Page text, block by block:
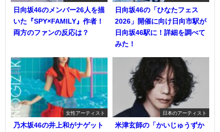
日向坂46のメンバー26人を描
いた『SPY×FAMILY』作者！
両方のファンの反応は？
日向坂46の「ひなたフェス
2026」開催に向け日向市駅が
日向坂46駅に！詳細を調べて
みた！
女性アーティスト
乃木坂46の井上和がナゲット
日本のアーティスト
米津玄師の「かいじゅうずか